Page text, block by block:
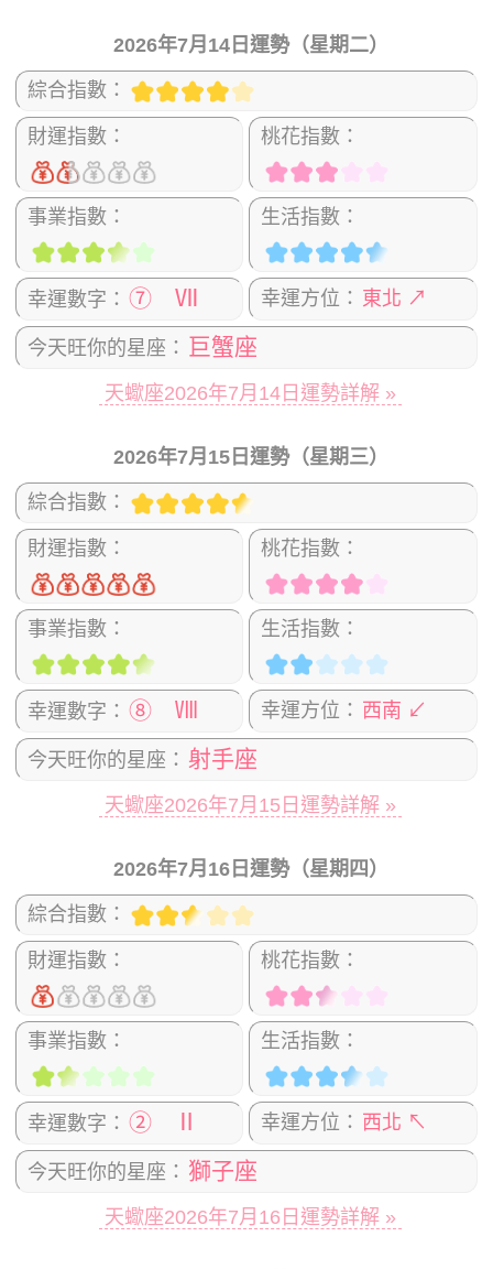
2026年7月14日運勢（星期二）
綜合指數：
財運指數： 桃花指數：
事業指數： 生活指數：
幸運數字： ⑦ Ⅶ 幸運方位： 東北 ↗
今天旺你的星座： 巨蟹座
天蠍座2026年7月14日運勢詳解 »
2026年7月15日運勢（星期三）
綜合指數：
財運指數： 桃花指數：
事業指數： 生活指數：
幸運數字： ⑧ Ⅷ 幸運方位： 西南 ↙
今天旺你的星座： 射手座
天蠍座2026年7月15日運勢詳解 »
2026年7月16日運勢（星期四）
綜合指數：
財運指數： 桃花指數：
事業指數： 生活指數：
幸運數字： ② Ⅱ 幸運方位： 西北 ↖
今天旺你的星座： 獅子座
天蠍座2026年7月16日運勢詳解 »